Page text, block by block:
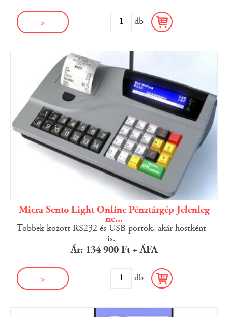
> db
Micra Sento Light Online Pénztárgép Jelenleg
ne...
Többek között RS232 és USB portok, akár hostként
is.
Ár: 134 900 Ft + ÁFA
> db